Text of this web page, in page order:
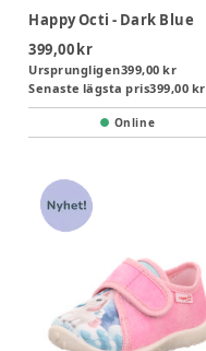
Happy Octi - Dark Blue
399,00 kr
Ursprungligen399,00 kr
Senaste lägsta pris399,00 kr
Online